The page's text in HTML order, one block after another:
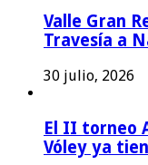
Valle Gran
Travesía a
30 julio, 2026
El II torneo
Vóley ya